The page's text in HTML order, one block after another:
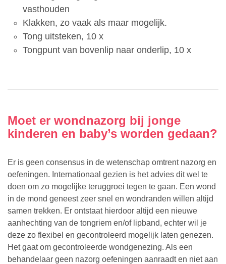
vasthouden
Klakken, zo vaak als maar mogelijk.
Tong uitsteken, 10 x
Tongpunt van bovenlip naar onderlip, 10 x
Moet er wondnazorg bij jonge
kinderen en baby’s worden gedaan?
Er is geen consensus in de wetenschap omtrent nazorg en
oefeningen. Internationaal gezien is het advies dit wel te
doen om zo mogelijke teruggroei tegen te gaan. Een wond
in de mond geneest zeer snel en wondranden willen altijd
samen trekken. Er ontstaat hierdoor altijd een nieuwe
aanhechting van de tongriem en/of lipband, echter wil je
deze zo flexibel en gecontroleerd mogelijk laten genezen.
Het gaat om gecontroleerde wondgenezing. Als een
behandelaar geen nazorg oefeningen aanraadt en niet aan